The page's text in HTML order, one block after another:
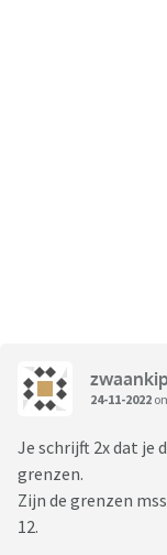
zwaankip
24-11-2022
Je schrijft 2x dat je
grenzen.
Zijn de grenzen
12.